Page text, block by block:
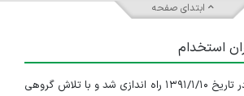
ابتدای صفحه
استخدام
سایت ایران استخدام در تاریخ ۱۳۹۱/۱/۱۰ راه اندازی شد و با تلاش گروهی